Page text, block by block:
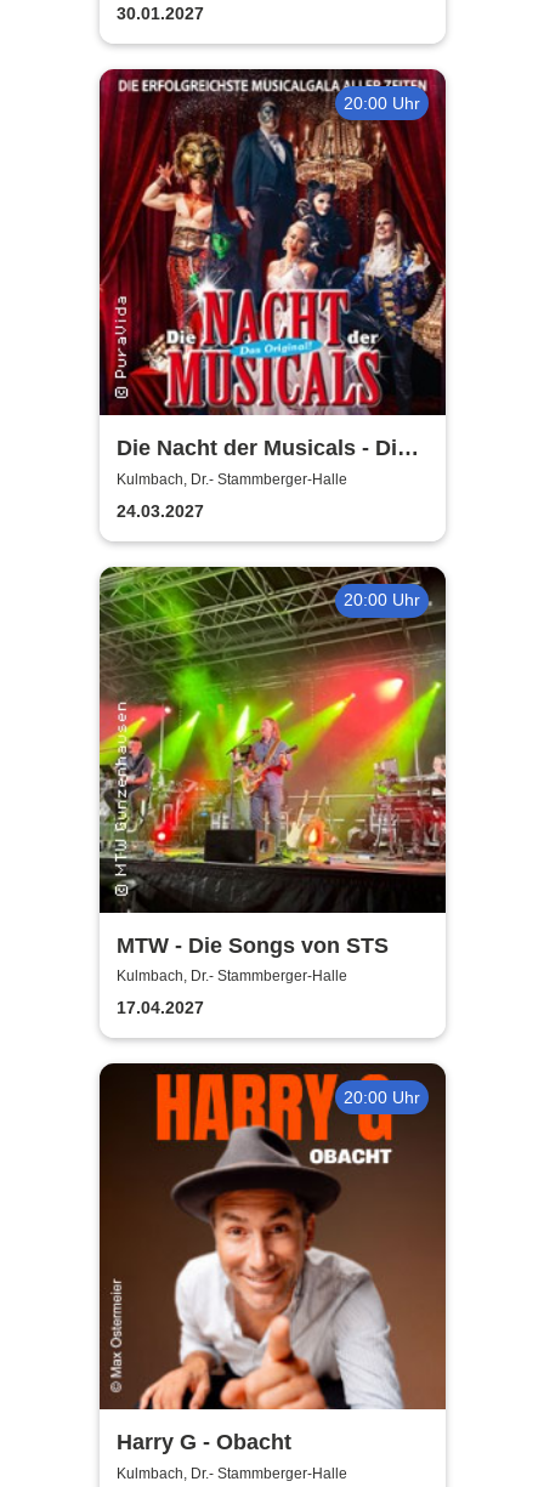
Welthits
30.01.2027
20:00 Uhr
Die Nacht der Musicals - Die
erfolgreichste Musicalgala
aller Zeiten
Kulmbach, Dr.- Stammberger-Halle
24.03.2027
20:00 Uhr
MTW - Die Songs von STS
Kulmbach, Dr.- Stammberger-Halle
17.04.2027
20:00 Uhr
Harry G - Obacht
Kulmbach, Dr.- Stammberger-Halle